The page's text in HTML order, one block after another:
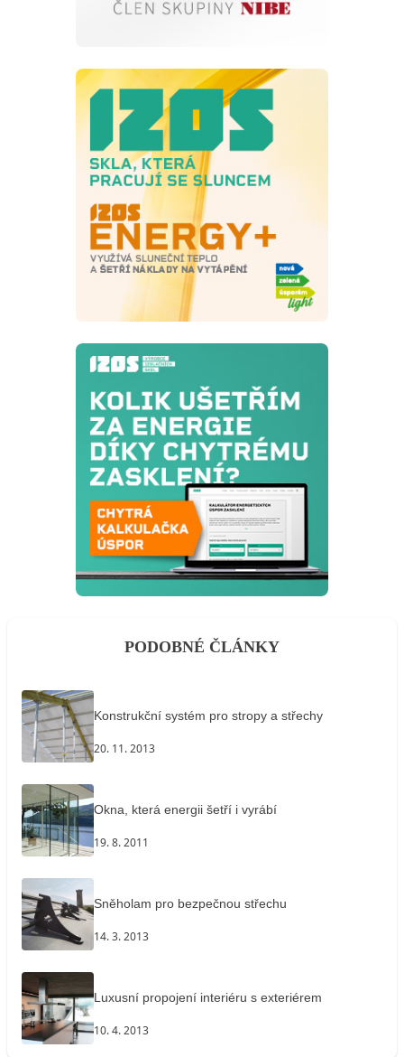
PODOBNÉ ČLÁNKY
Konstrukční systém pro stropy a střechy
20. 11. 2013
Okna, která energii šetří i vyrábí
19. 8. 2011
Sněholam pro bezpečnou střechu
14. 3. 2013
Luxusní propojení interiéru s exteriérem
10. 4. 2013